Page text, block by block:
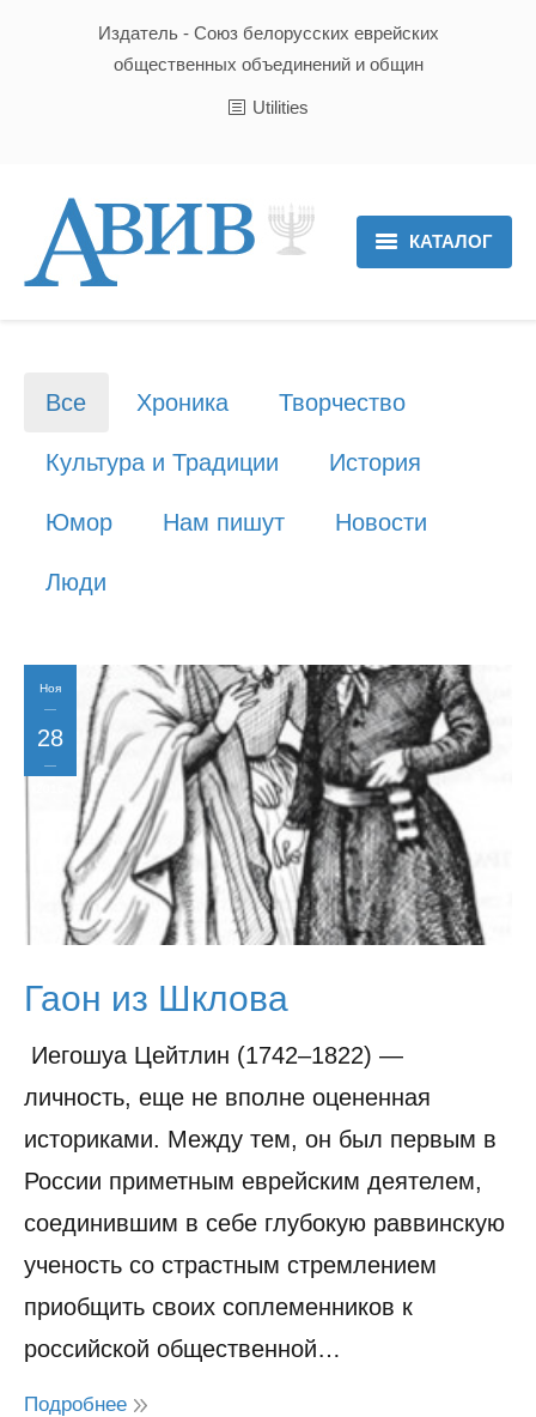
Издатель - Союз белорусских еврейских
общественных объединений и общин
Utilities
КАТАЛОГ
Культура и Традиции
Хроника
Люди
Все Хроника Творчество
Культура и Традиции История
Юмор Нам пишут Новости
Люди
Ноя
28
Гаон из Шклова
Иегошуа Цейтлин (1742–1822) —
личность, еще не вполне оцененная
историками. Между тем, он был первым в
России приметным еврейским деятелем,
соединившим в себе глубокую раввинскую
ученость со страстным стремлением
приобщить своих соплеменников к
российской общественной…
Подробнее